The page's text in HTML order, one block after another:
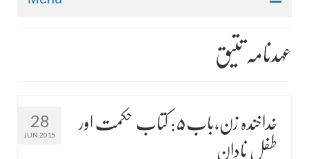
پیامِ رضوان
عہدنامہ تتیق
28
JUN 2015
خداخندہ زن،باب۵: کتاب حکمت اور
طفل نادان